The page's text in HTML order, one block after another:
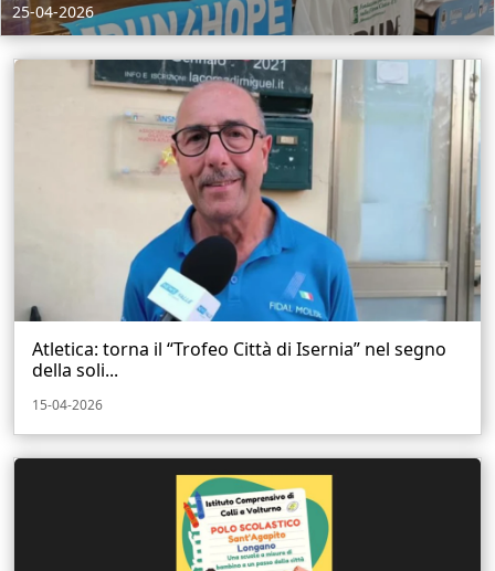
25-04-2026
Atletica: torna il “Trofeo Città di Isernia” nel segno
della soli...
15-04-2026